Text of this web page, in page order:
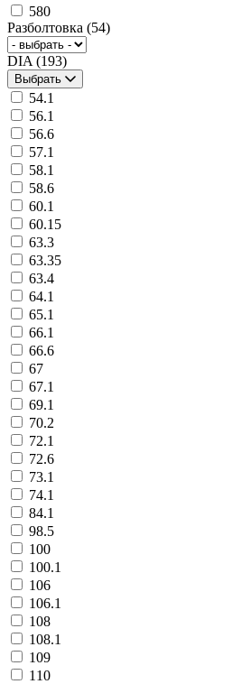
580
Разболтовка (54)
DIA (193)
Выбрать
54.1
56.1
56.6
57.1
58.1
58.6
60.1
60.15
63.3
63.35
63.4
64.1
65.1
66.1
66.6
67
67.1
69.1
70.2
72.1
72.6
73.1
74.1
84.1
98.5
100
100.1
106
106.1
108
108.1
109
110